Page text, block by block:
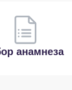
анамнеза